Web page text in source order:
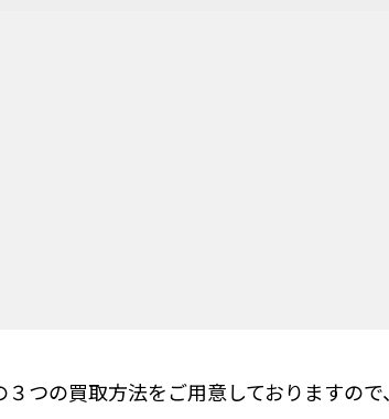
つの買取方法をご用意しておりますので、